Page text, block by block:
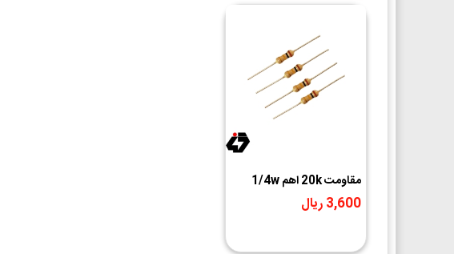
مقاومت 20k اهم 1/4w
3,600 ریال